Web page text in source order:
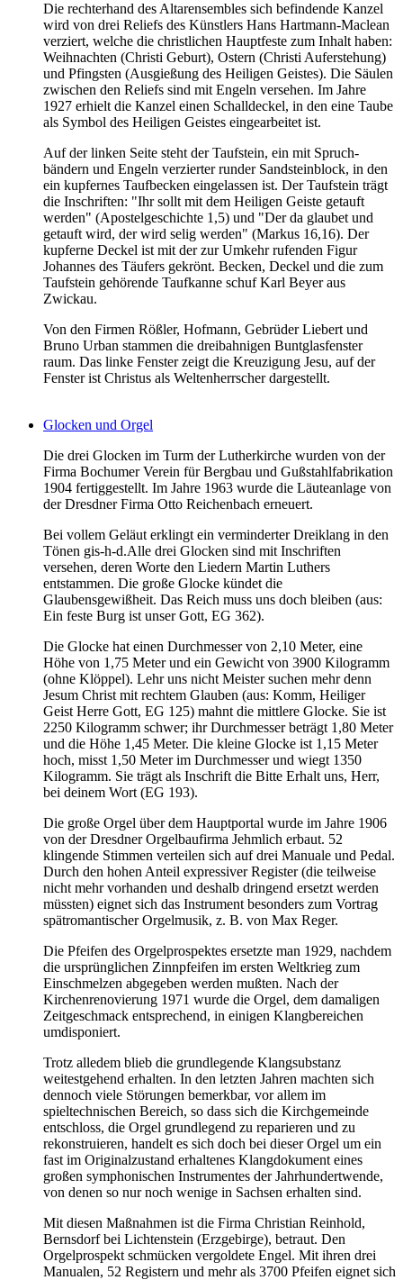
Die rechterhand des Altarensembles sich befindende Kanzel
wird von drei Reliefs des Künstlers Hans Hartmann-Maclean
verziert, welche die christlichen Hauptfeste zum Inhalt haben:
Weihnachten (Christi Geburt), Ostern (Christi Auferstehung)
und Pfingsten (Ausgießung des Heiligen Geistes). Die Säulen
zwischen den Reliefs sind mit Engeln versehen. Im Jahre
1927 erhielt die Kanzel einen Schalldeckel, in den eine Taube
als Symbol des Heiligen Geistes eingearbeitet ist.
Auf der linken Seite steht der Taufstein, ein mit Spruch-
bändern und Engeln verzierter runder Sandsteinblock, in den
ein kupfernes Taufbecken eingelassen ist. Der Taufstein trägt
die Inschriften: "Ihr sollt mit dem Heiligen Geiste getauft
werden" (Apostelgeschichte 1,5) und "Der da glaubet und
getauft wird, der wird selig werden" (Markus 16,16). Der
kupferne Deckel ist mit der zur Umkehr rufenden Figur
Johannes des Täufers gekrönt. Becken, Deckel und die zum
Taufstein gehörende Taufkanne schuf Karl Beyer aus
Zwickau.
Von den Firmen Rößler, Hofmann, Gebrüder Liebert und
Bruno Urban stammen die dreibahnigen Buntglasfenster
raum. Das linke Fenster zeigt die Kreuzigung Jesu, auf der
Fenster ist Christus als Weltenherrscher dargestellt.
Glocken und Orgel
Die drei Glocken im Turm der Lutherkirche wurden von der
Firma Bochumer Verein für Bergbau und Gußstahlfabrikation
1904 fertiggestellt. Im Jahre 1963 wurde die Läuteanlage von
der Dresdner Firma Otto Reichenbach erneuert.
Bei vollem Geläut erklingt ein verminderter Dreiklang in den
Tönen gis-h-d.Alle drei Glocken sind mit Inschriften
versehen, deren Worte den Liedern Martin Luthers
entstammen. Die große Glocke kündet die
Glaubensgewißheit. Das Reich muss uns doch bleiben (aus:
Ein feste Burg ist unser Gott, EG 362).
Die Glocke hat einen Durchmesser von 2,10 Meter, eine
Höhe von 1,75 Meter und ein Gewicht von 3900 Kilogramm
(ohne Klöppel). Lehr uns nicht Meister suchen mehr denn
Jesum Christ mit rechtem Glauben (aus: Komm, Heiliger
Geist Herre Gott, EG 125) mahnt die mittlere Glocke. Sie ist
2250 Kilogramm schwer; ihr Durchmesser beträgt 1,80 Meter
und die Höhe 1,45 Meter. Die kleine Glocke ist 1,15 Meter
hoch, misst 1,50 Meter im Durchmesser und wiegt 1350
Kilogramm. Sie trägt als Inschrift die Bitte Erhalt uns, Herr,
bei deinem Wort (EG 193).
Die große Orgel über dem Hauptportal wurde im Jahre 1906
von der Dresdner Orgelbaufirma Jehmlich erbaut. 52
klingende Stimmen verteilen sich auf drei Manuale und Pedal.
Durch den hohen Anteil expressiver Register (die teilweise
nicht mehr vorhanden und deshalb dringend ersetzt werden
müssten) eignet sich das Instrument besonders zum Vortrag
spätromantischer Orgelmusik, z. B. von Max Reger.
Die Pfeifen des Orgelprospektes ersetzte man 1929, nachdem
die ursprünglichen Zinnpfeifen im ersten Weltkrieg zum
Einschmelzen abgegeben werden mußten. Nach der
Kirchenrenovierung 1971 wurde die Orgel, dem damaligen
Zeitgeschmack entsprechend, in einigen Klangbereichen
umdisponiert.
Trotz alledem blieb die grundlegende Klangsubstanz
weitestgehend erhalten. In den letzten Jahren machten sich
dennoch viele Störungen bemerkbar, vor allem im
spieltechnischen Bereich, so dass sich die Kirchgemeinde
entschloss, die Orgel grundlegend zu reparieren und zu
rekonstruieren, handelt es sich doch bei dieser Orgel um ein
fast im Originalzustand erhaltenes Klangdokument eines
großen symphonischen Instrumentes der Jahrhundertwende,
von denen so nur noch wenige in Sachsen erhalten sind.
Mit diesen Maßnahmen ist die Firma Christian Reinhold,
Bernsdorf bei Lichtenstein (Erzgebirge), betraut. Den
Orgelprospekt schmücken vergoldete Engel. Mit ihren drei
Manualen, 52 Registern und mehr als 3700 Pfeifen eignet sich